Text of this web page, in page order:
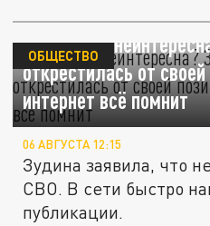
"Политика
открестилась от
интернет всё помнит
ОБЩЕСТВО
06 АВГУСТА 12:15
Зудина заявила, что
СВО. В сети быстро
публикации.